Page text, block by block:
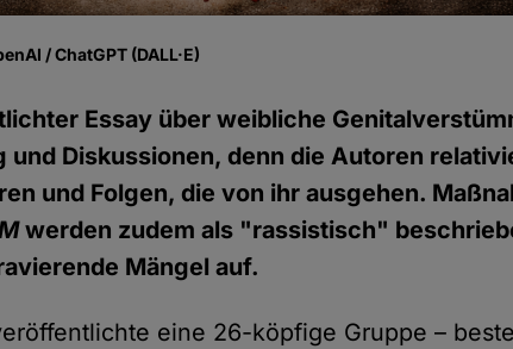
/ ChatGPT (DALL·E)
Essay über weibliche
Diskussionen, denn die Autoren
und Folgen, die von ihr ausgehen.
werden zudem als "rassistisch"
Mängel auf.
eine 26-köpfige Gruppe –